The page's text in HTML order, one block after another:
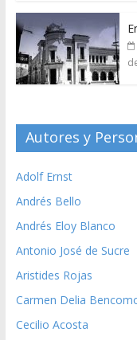
Autores y
Adolf Ernst
Andrés Bello
Andrés Eloy Blanco
Antonio José de Sucre
Aristides Rojas
Carmen Delia
Cecilio Acosta